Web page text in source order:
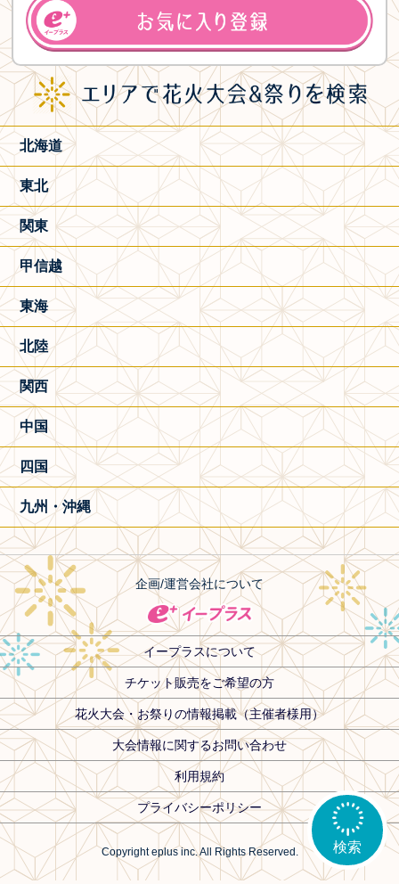
北海道
東北
関東
甲信越
東海
北陸
関西
中国
四国
九州・沖縄
企画/運営会社について
イープラスについて
チケット販売をご希望の方
花火大会・お祭りの情報掲載（主催者様用）
大会情報に関するお問い合わせ
利用規約
プライバシーポリシー
Copyright eplus inc. All Rights Reserved. 検索